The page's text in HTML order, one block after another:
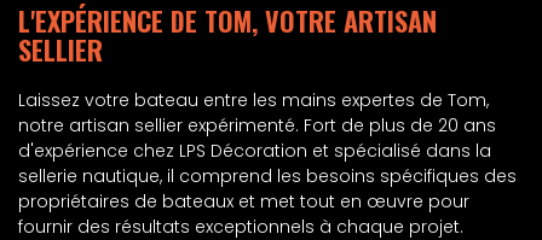
L'EXPÉRIENCE DE TOM, VOTRE ARTISAN
SELLIER
Laissez votre bateau entre les mains expertes de Tom,
notre artisan sellier expérimenté. Fort de plus de 20 ans
d'expérience chez LPS Décoration et spécialisé dans la
sellerie nautique, il comprend les besoins spécifiques des
propriétaires de bateaux et met tout en œuvre pour
fournir des résultats exceptionnels à chaque projet.